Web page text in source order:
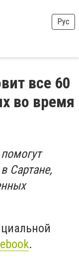
Рус
все 60
во время
Сартане,
.